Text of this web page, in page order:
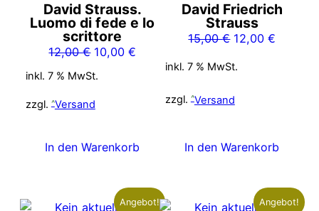
David Strauss.
Luomo di fede e lo
scrittore
12,00€ Ursprünglicher
12,00 €
10,00€
10,00 €.
inkl. 7 % MwSt.
zzgl. Versand
In den Warenkorb
David Friedrich
Strauss
15,00€ Ursprünglicher
war:
12,00€
inkl. 7 % MwSt.
zzgl. Versand
In den Warenkorb
Angebot! Angebot!